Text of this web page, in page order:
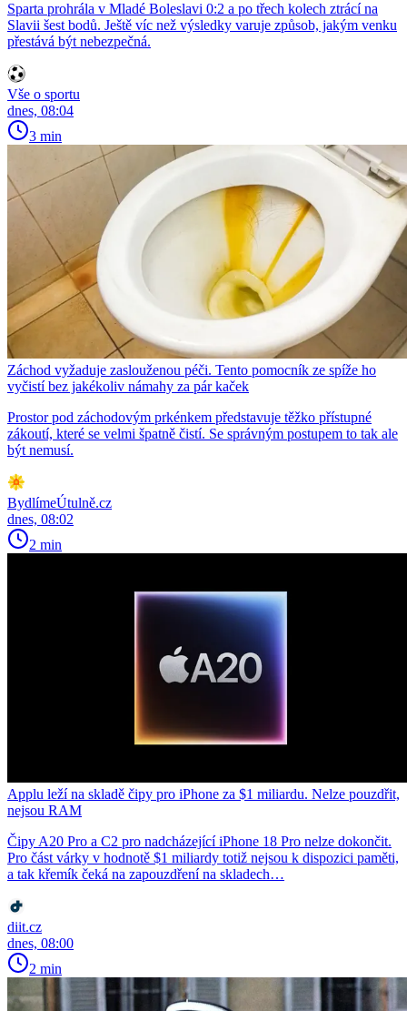
Sparta prohrála v Mladé Boleslavi 0:2 a po třech kolech ztrácí na
Slavii šest bodů. Ještě víc než výsledky varuje způsob, jakým venku
přestává být nebezpečná.
Vše o sportu
dnes, 08:04
3 min
Záchod vyžaduje zaslouženou péči. Tento pomocník ze spíže ho
vyčistí bez jakékoliv námahy za pár kaček
Prostor pod záchodovým prkénkem představuje těžko přístupné
zákoutí, které se velmi špatně čistí. Se správným postupem to tak ale
být nemusí.
BydlímeÚtulně.cz
dnes, 08:02
2 min
Applu leží na skladě čipy pro iPhone za $1 miliardu. Nelze pouzdřit,
nejsou RAM
Čipy A20 Pro a C2 pro nadcházející iPhone 18 Pro nelze dokončit.
Pro část várky v hodnotě $1 miliardy totiž nejsou k dispozici paměti,
a tak křemík čeká na zapouzdření na skladech…
diit.cz
dnes, 08:00
2 min